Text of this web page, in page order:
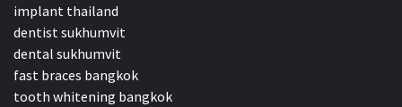
implant thailand
dentist sukhumvit
dental sukhumvit
fast braces bangkok
tooth whitening bangkok